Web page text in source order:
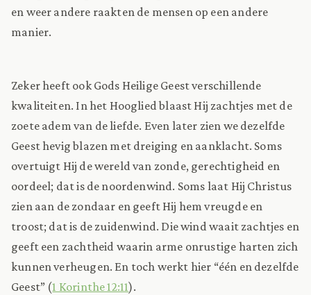
en weer andere raakten de mensen op een andere
manier.
Zeker heeft ook Gods Heilige Geest verschillende
kwaliteiten. In het Hooglied blaast Hij zachtjes met de
zoete adem van de liefde. Even later zien we dezelfde
Geest hevig blazen met dreiging en aanklacht. Soms
overtuigt Hij de wereld van zonde, gerechtigheid en
oordeel; dat is de noordenwind. Soms laat Hij Christus
zien aan de zondaar en geeft Hij hem vreugde en
troost; dat is de zuidenwind. Die wind waait zachtjes en
geeft een zachtheid waarin arme onrustige harten zich
kunnen verheugen. En toch werkt hier “één en dezelfde
Geest” (1 Korinthe 12:11).